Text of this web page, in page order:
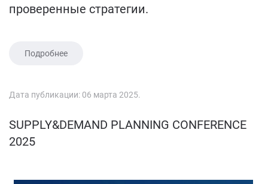
проверенные стратегии.
Подробнее
Дата публикации: 06 марта 2025.
SUPPLY&DEMAND PLANNING CONFERENCE
2025